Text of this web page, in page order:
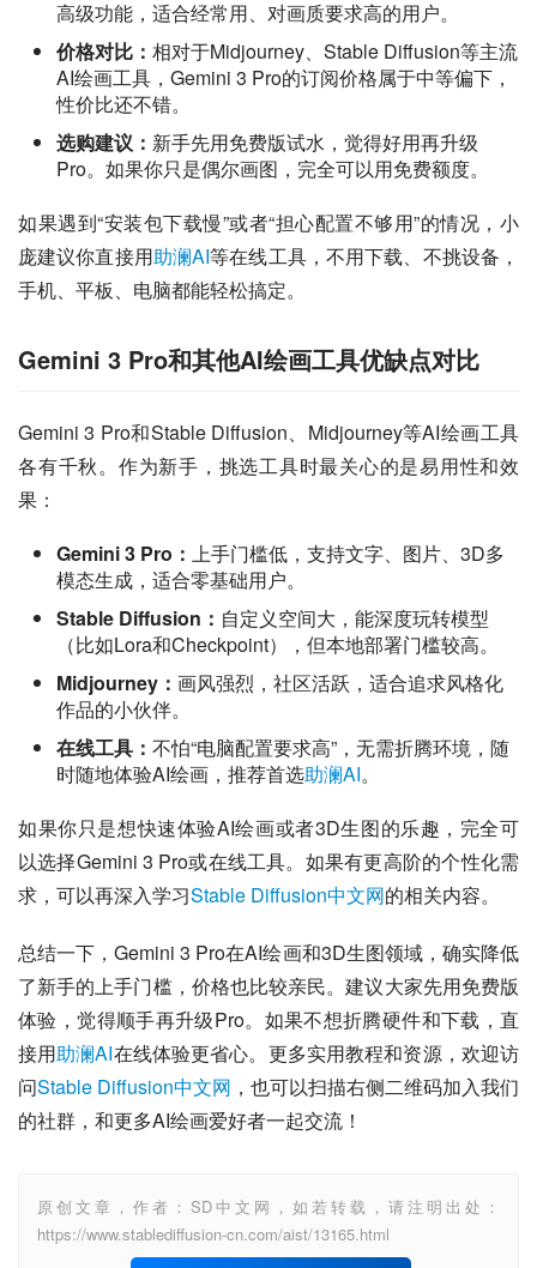
高级功能，适合经常用、对画质要求高的用户。
价格对比： 相对于Midjourney、Stable Diffusion等主流
AI绘画工具，Gemini 3 Pro的订阅价格属于中等偏下，
性价比还不错。
选购建议： 新手先用免费版试水，觉得好用再升级
Pro。如果你只是偶尔画图，完全可以用免费额度。
如果遇到“安装包下载慢”或者“担心配置不够用”的情况，小
庞建议你直接用助澜AI等在线工具，不用下载、不挑设备，
手机、平板、电脑都能轻松搞定。
Gemini 3 Pro和其他AI绘画工具优缺点对比
Gemini 3 Pro和Stable Diffusion、Midjourney等AI绘画工具
各有千秋。作为新手，挑选工具时最关心的是易用性和效
果：
Gemini 3 Pro： 上手门槛低，支持文字、图片、3D多
模态生成，适合零基础用户。
Stable Diffusion： 自定义空间大，能深度玩转模型
（比如Lora和Checkpoint），但本地部署门槛较高。
Midjourney： 画风强烈，社区活跃，适合追求风格化
作品的小伙伴。
在线工具： 不怕“电脑配置要求高”，无需折腾环境，随
时随地体验AI绘画，推荐首选助澜AI。
如果你只是想快速体验AI绘画或者3D生图的乐趣，完全可
以选择Gemini 3 Pro或在线工具。如果有更高阶的个性化需
求，可以再深入学习Stable Diffusion中文网的相关内容。
总结一下，Gemini 3 Pro在AI绘画和3D生图领域，确实降低
了新手的上手门槛，价格也比较亲民。建议大家先用免费版
体验，觉得顺手再升级Pro。如果不想折腾硬件和下载，直
接用助澜AI在线体验更省心。更多实用教程和资源，欢迎访
问Stable Diffusion中文网 ，也可以扫描右侧二维码加入我们
的社群，和更多AI绘画爱好者一起交流！
原创文章，作者：SD中文网，如若转载，请注明出处：
https://www.stablediffusion-cn.com/aist/13165.html